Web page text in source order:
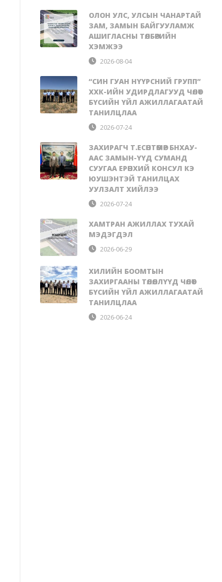
ОЛОН УЛС, УЛСЫН ЧАНАРТАЙ
ЗАМ, ЗАМЫН БАЙГУУЛАМЖ
АШИГЛАСНЫ ТӨЛБӨРИЙН
ХЭМЖЭЭ
2026-08-04
“СИН ГУАН НҮҮРСНИЙ ГРУПП”
ХХК-ИЙН УДИРДЛАГУУД ЧӨЛӨӨТ
БҮСИЙН ҮЙЛ АЖИЛЛАГААТАЙ
ТАНИЛЦЛАА
2026-07-24
ЗАХИРАГЧ Т.ЕСӨНТӨМӨР БНХАУ-
ААС ЗАМЫН-ҮҮД СУМАНД
СУУГАА ЕРӨНХИЙ КОНСУЛ КЭ
ЮУШЭНТЭЙ ТАНИЛЦАХ
УУЛЗАЛТ ХИЙЛЭЭ
2026-07-24
ХАМТРАН АЖИЛЛАХ ТУХАЙ
МЭДЭГДЭЛ
2026-06-29
ХИЛИЙН БООМТЫН
ЗАХИРГААНЫ ТӨЛӨӨЛЛҮҮД ЧӨЛӨӨТ
БҮСИЙН ҮЙЛ АЖИЛЛАГААТАЙ
ТАНИЛЦЛАА
2026-06-24